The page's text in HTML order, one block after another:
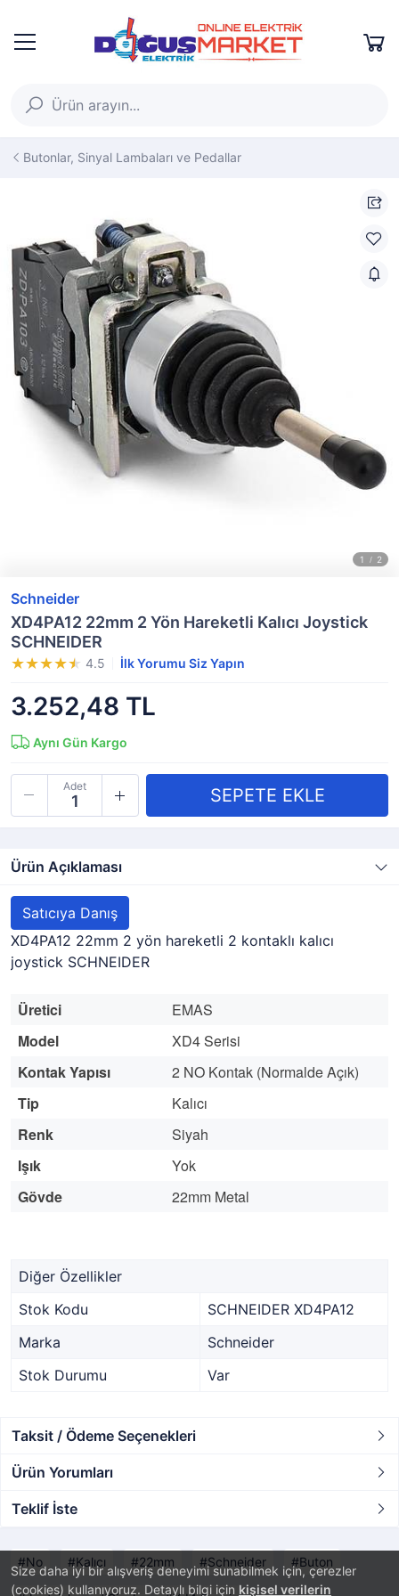
Size daha iyi bir alışveriş deneyimi sunabilmek için, çerezler
(cookies) kullanıyoruz. Detaylı bilgi için kişisel verilerin
Butonlar, Sinyal Lambaları ve Pedallar
Schneider
XD4PA12 22mm 2 Yön Hareketli Kalıcı Joystick
SCHNEIDER
4.5 İlk Yorumu Siz Yapın
3.252,48 TL
Aynı Gün Kargo
Adet
Ürün Açıklaması
Satıcıya Danış
XD4PA12 22mm 2 yön hareketli 2 kontaklı kalıcı
joystick SCHNEIDER
Üretici
EMAS
Model
XD4 Serisi
Kontak Yapısı
2 NO Kontak (Normalde Açık)
Tip
Kalıcı
Renk
Siyah
Işık
Yok
Gövde
22mm Metal
Diğer Özellikler
Stok Kodu
SCHNEIDER XD4PA12
Marka
Schneider
Stok Durumu
Var
Taksit / Ödeme Seçenekleri
Ürün Yorumları
Teklif İste
No Kalıcı 22mm Schneider Buton